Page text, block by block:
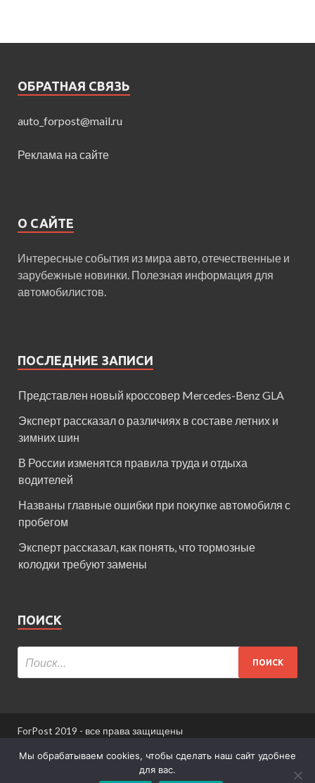
ОБРАТНАЯ СВЯЗЬ
auto_forpost@mail.ru
Реклама на сайте
О САЙТЕ
Интересные события из мира авто, отечественные и
зарубежные новинки. Полезная информация для
автомобилистов.
ПОСЛЕДНИЕ ЗАПИСИ
Представлен новый кроссовер Mercedes-Benz GLA
Эксперт рассказал о различиях в составе летних и
зимних шин
В России изменятся правила труда и отдыха
водителей
Названы главные ошибки при покупке автомобиля с
пробегом
Эксперт рассказал, как понять, что тормозные
колодки требуют замены
ПОИСК
ForPost 2019 - все права защищены
При использовании материалов сайта ссылка
Мы обрабатываем cookies, чтобы сделать наш сайт удобнее
для вас.